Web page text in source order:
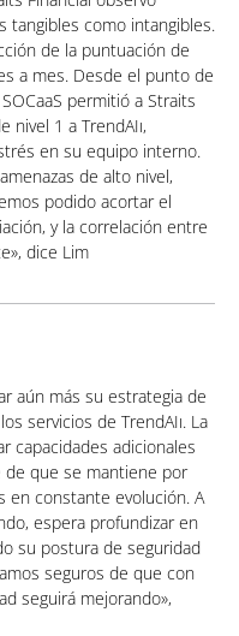
tangibles como intangibles.
de la puntuación de
a mes. Desde el punto de
permitió a Straits
nivel 1 a TrendAIı,
en su equipo interno.
de alto nivel,
podido acortar el
y la correlación entre
dice Lim
aún más su estrategia de
servicios de TrendAIı. La
capacidades adicionales
de que se mantiene por
en constante evolución. A
espera profundizar en
su postura de seguridad
seguros de que con
seguirá mejorando»,